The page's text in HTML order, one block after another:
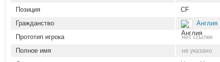
Позиция
CF
Гражданство
Англия
Прототип игрока
нет ссылки
Полное имя не указано